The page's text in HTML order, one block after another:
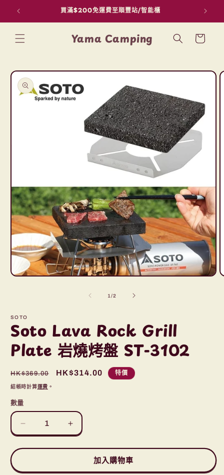
跳至內容 買滿$200免運費至順豐站/智能櫃
Yama Camping
物
資訊
窗
中
開
啟
多
體
檔
1
1//2
SOTO
Soto Lava Rock Grill
Plate 岩燒烤盤 ST-3102
定
價
HK$369.00
售
HK$314.00 特價
結帳時計算運費 。
數量
Lava
Rock
Plate
Soto
Lava
Rock
Plate
加入購物車